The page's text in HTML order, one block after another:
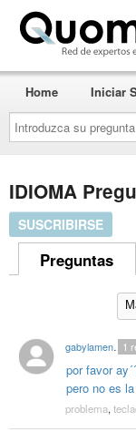
Introduzca
su
pregunta
aquí...
Home Iniciar
IDIOMA
SUSCRIBIRSE
Preguntas
gabylamensajera
por favor
pero no es
1
problema,